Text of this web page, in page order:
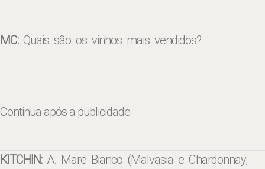
MC:Quais são os vinhos mais vendidos?
Continua após a publicidade
KITCHIN:A. Mare Bianco (Malvasia e Chardonnay,